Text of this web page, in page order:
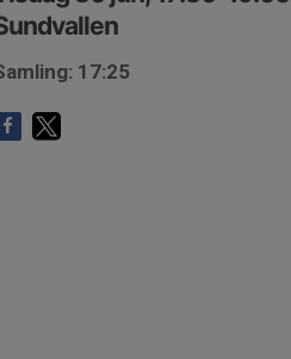
17:25